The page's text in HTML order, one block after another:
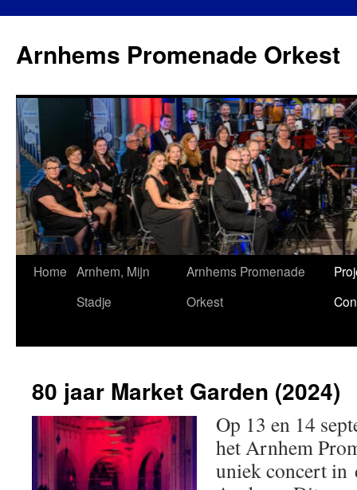
de
inhoud
Arnhems Promenade Orkest
Home Arnhem, Mijn
Stadje
Arnhems Promenade
Orkest
80 jaar Market Garden (2024)
Op 13 en 14
het Arnhem
uniek concert in